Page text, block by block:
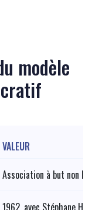
modèle
VALEUR
Association à but non
1962, avec Stéphane